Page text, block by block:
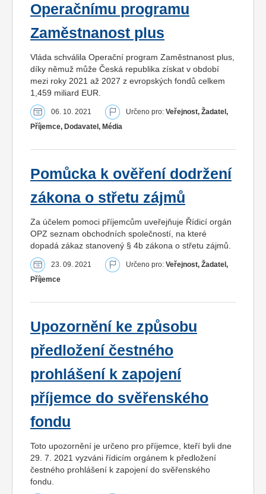
Operačnímu programu
Zaměstnanost plus
Vláda schválila Operační program Zaměstnanost plus,
díky němuž může Česká republika získat v období
mezi roky 2021 až 2027 z evropských fondů celkem
1,459 miliard EUR.
06. 10. 2021 Určeno pro: Veřejnost, Žadatel,
Příjemce, Dodavatel, Média
Pomůcka k ověření dodržení
zákona o střetu zájmů
Za účelem pomoci příjemcům uveřejňuje Řídicí orgán
OPZ seznam obchodních společností, na které
dopadá zákaz stanovený § 4b zákona o střetu zájmů.
23. 09. 2021 Určeno pro: Veřejnost, Žadatel,
Příjemce
Upozornění ke způsobu
předložení čestného
prohlášení k zapojení
příjemce do svěřenského
fondu
Toto upozornění je určeno pro příjemce, kteří byli dne
29. 7. 2021 vyzváni řídicím orgánem k předložení
čestného prohlášení k zapojení do svěřenského
fondu.